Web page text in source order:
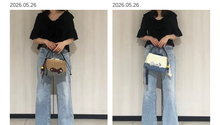
2026.05.26 2026.05.26